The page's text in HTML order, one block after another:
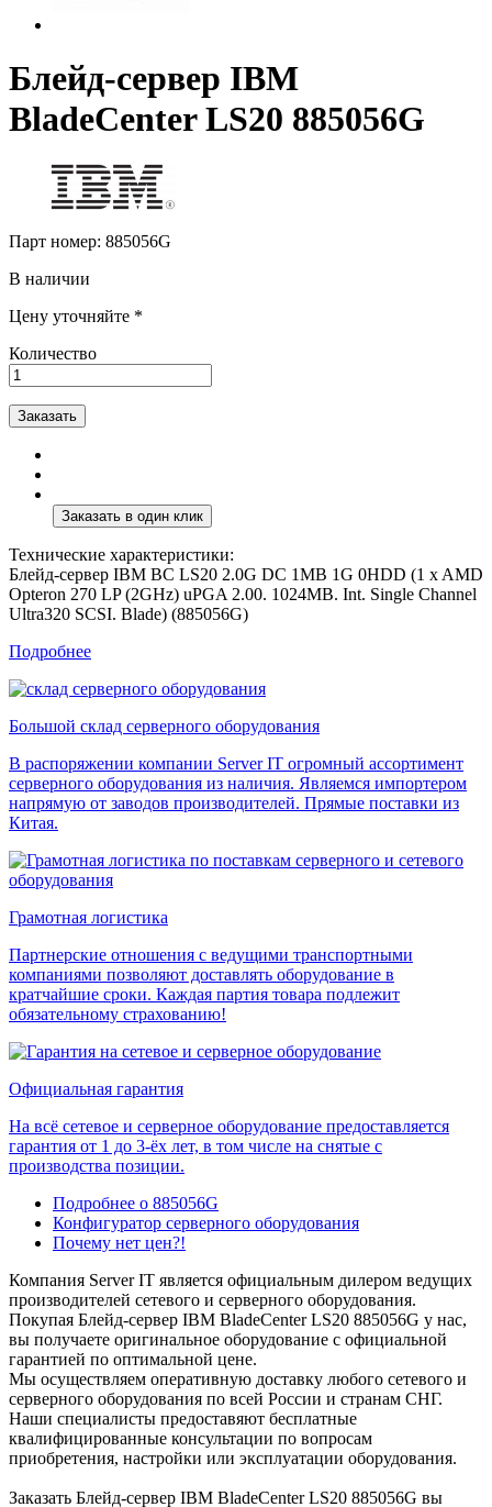
Блейд-сервер IBM
BladeCenter LS20 885056G
Парт номер: 885056G
В наличии
Цену уточняйте *
Количество
Заказать
Технические характеристики:
Блейд-сервер IBM BC LS20 2.0G DC 1MB 1G 0HDD (1 x AMD
Opteron 270 LP (2GHz) uPGA 2.00. 1024MB. Int. Single Channel
Ultra320 SCSI. Blade) (885056G)
Подробнее
Большой склад серверного оборудования
В распоряжении компании Server IT огромный ассортимент
серверного оборудования из наличия. Являемся импортером
напрямую от заводов производителей. Прямые поставки из
Китая.
Грамотная логистика
Партнерские отношения с ведущими транспортными
компаниями позволяют доставлять оборудование в
кратчайшие сроки. Каждая партия товара подлежит
обязательному страхованию!
Официальная гарантия
На всё сетевое и серверное оборудование предоставляется
гарантия от 1 до 3-ёх лет, в том числе на снятые с
производства позиции.
Подробнее о 885056G
Конфигуратор серверного оборудования
Почему нет цен?!
Компания Server IT является официальным дилером ведущих
производителей сетевого и серверного оборудования.
Покупая Блейд-сервер IBM BladeCenter LS20 885056G у нас,
вы получаете оригинальное оборудование с официальной
гарантией по оптимальной цене.
Мы осуществляем оперативную доставку любого сетевого и
серверного оборудования по всей России и странам СНГ.
Наши специалисты предоставяют бесплатные
квалифицированные консультации по вопросам
приобретения, настройки или эксплуатации оборудования.
Заказать Блейд-сервер IBM BladeCenter LS20 885056G вы